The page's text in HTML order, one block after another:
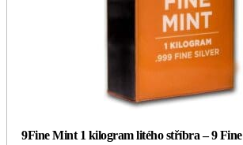
9Fine Mint 1 kilogram litého stříbra – 9 Fine